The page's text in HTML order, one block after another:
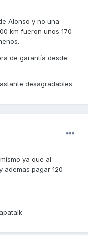
Alonso y no una
km fueron unos 170
de garantía desde
desagradables
ya que al
ademas pagar 120